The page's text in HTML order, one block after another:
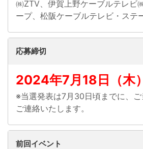
㈱ZTV、伊賀上野ケーブルテレビ
ープ、松阪ケーブルテレビ・ステ
応募締切
2024年7月18日（木）
※当選発表は7月30日頃までに、
ご連絡いたします。
前回イベント